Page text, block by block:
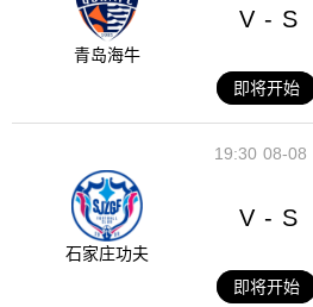
青岛海牛
V - S
即将开始
08-08
19:30
石家庄功夫
V - S
即将开始